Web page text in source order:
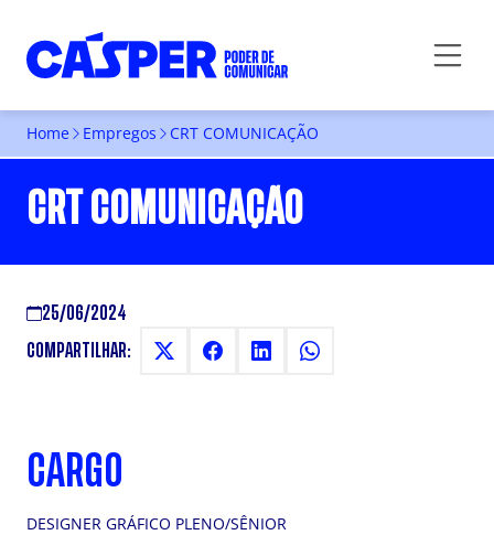
Home Empregos CRT COMUNICAÇÃO
CRT COMUNICAÇÃO
25/06/2024
COMPARTILHAR:
CARGO
DESIGNER GRÁFICO PLENO/SÊNIOR